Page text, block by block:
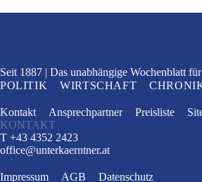
Seit 1887 Das unabhängige Wochenblatt
POLITIK
WIRTSCHAFT
Kontakt Ansprechpartner Preisliste
KONTAKT
T +43 4352 2423
office@unterkaerntner.at
Impressum AGB Datenschutz